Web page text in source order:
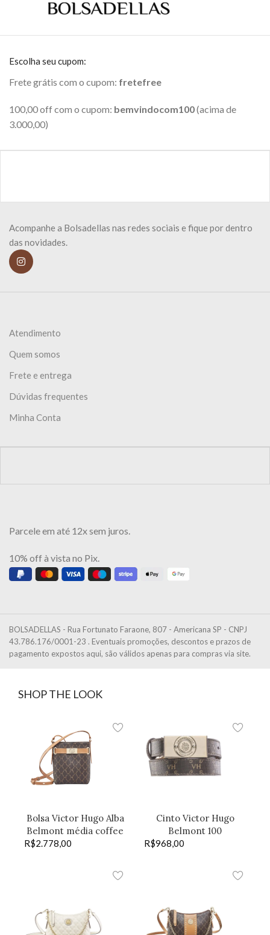
Escolha seu cupom:
Frete grátis com o cupom: fretefree
100,00 off com o cupom: bemvindocom100(acima de
3.000,00)
Acompanhe a Bolsadellas nas redes sociais e fique por dentro
das novidades.
Atendimento
Quem somos
Frete e entrega
Dúvidas frequentes
Minha Conta
Parcele em até 12x sem juros.
10% off à vista no Pix.
BOLSADELLAS - Rua Fortunato Faraone, 807 - Americana SP - CNPJ
43.786.176/0001-23 . Eventuais promoções, descontos e prazos de
pagamento expostos aqui, são válidos apenas para compras via site.
SHOP THE LOOK
Bolsa Victor Hugo Alba
Belmont média coffee
R$2.778,00
Cinto Victor Hugo
Belmont 100
R$968,00